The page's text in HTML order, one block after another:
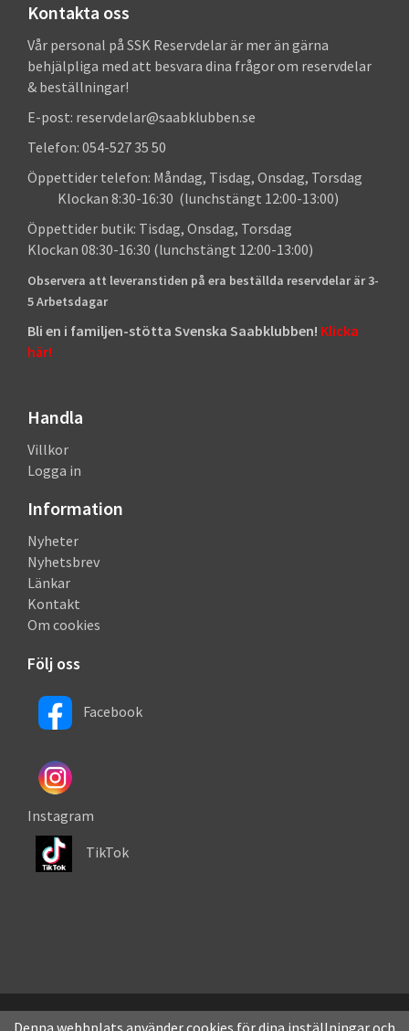
Kontakta oss
Vår personal på SSK Reservdelar är mer än gärna
behjälpliga med att besvara dina frågor om reservdelar
& beställningar!
E-post: reservdelar@saabklubben.se
Telefon: 054-527 35 50
Öppettider telefon: Måndag, Tisdag, Onsdag, Torsdag
Klockan 8:30-16:30 (lunchstängt 12:00-13:00)
Öppettider butik: Tisdag, Onsdag, Torsdag
Klockan 08:30-16:30 (lunchstängt 12:00-13:00)
Observera att leveranstiden på era beställda reservdelar är 3-
5 Arbetsdagar
Bli en i familjen-stötta Svenska Saabklubben! Klicka
här!
Handla
Villkor
Logga in
Information
Nyheter
Nyhetsbrev
Länkar
Kontakt
Om cookies
Följ oss
Facebook
Instagram
TikTok
Denna webbplats använder cookies för dina inställningar och